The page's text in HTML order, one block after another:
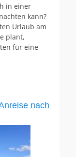
in einer
kann?
Urlaub am
plant,
für eine
nach